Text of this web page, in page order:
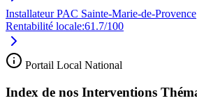
Installateur PAC Sainte-Marie-de-Provence
Rentabilité locale:61.7/100
Portail Local National
Index de nos Interventions